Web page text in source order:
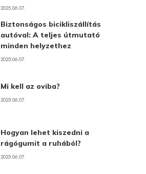
2025.06.07.
Biztonságos bicikliszállítás
autóval: A teljes útmutató
minden helyzethez
2025.06.07.
Mi kell az oviba?
2025.06.07.
Hogyan lehet kiszedni a
rágógumit a ruhából?
2025.06.07.